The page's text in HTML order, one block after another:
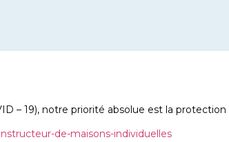
– 19), notre priorité absolue est la